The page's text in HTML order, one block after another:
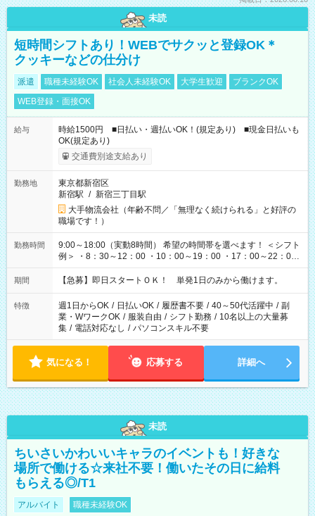
未読
短時間シフトあり！WEBでサクッと登録OK＊
クッキーなどの仕分け
派遣 職種未経験OK 社会人未経験OK 大学生歓迎
ブランクOK
WEB登録・面接OK
給与
時給1500円 ■日払い・週払いOK！(規定あり) ■現金日払いも
OK(規定あり)
交通費別途支給あり
勤務地
東京都新宿区
新宿駅 / 新宿三丁目駅
大手物流会社（年齢不問／「無理なく続けられる」と好評の
職場です！）
勤務時間
9:00～18:00（実動8時間） 希望の時間帯を選べます！ ＜シフト
例＞ ・8：30～12：00 ・10：00～19：00 ・17：00～22：00
・13：00～22：00 ・22：00～翌6：00 など
期間 【急募】即日スタートＯＫ！ 単発1日のみから働けます。
特徴 週1日からOK / 日払いOK / 履歴書不要 / 40～50代活躍中 / 副
業・WワークOK / 服装自由 / シフト勤務 / 10名以上の大量募
集 / 電話対応なし / パソコンスキル不要
気になる！ 応募する 詳細へ
未読
ちいさいかわいいキャラのイベントも！好きな
場所で働ける☆来社不要！働いたその日に給料
もらえる◎/T1
アルバイト 職種未経験OK